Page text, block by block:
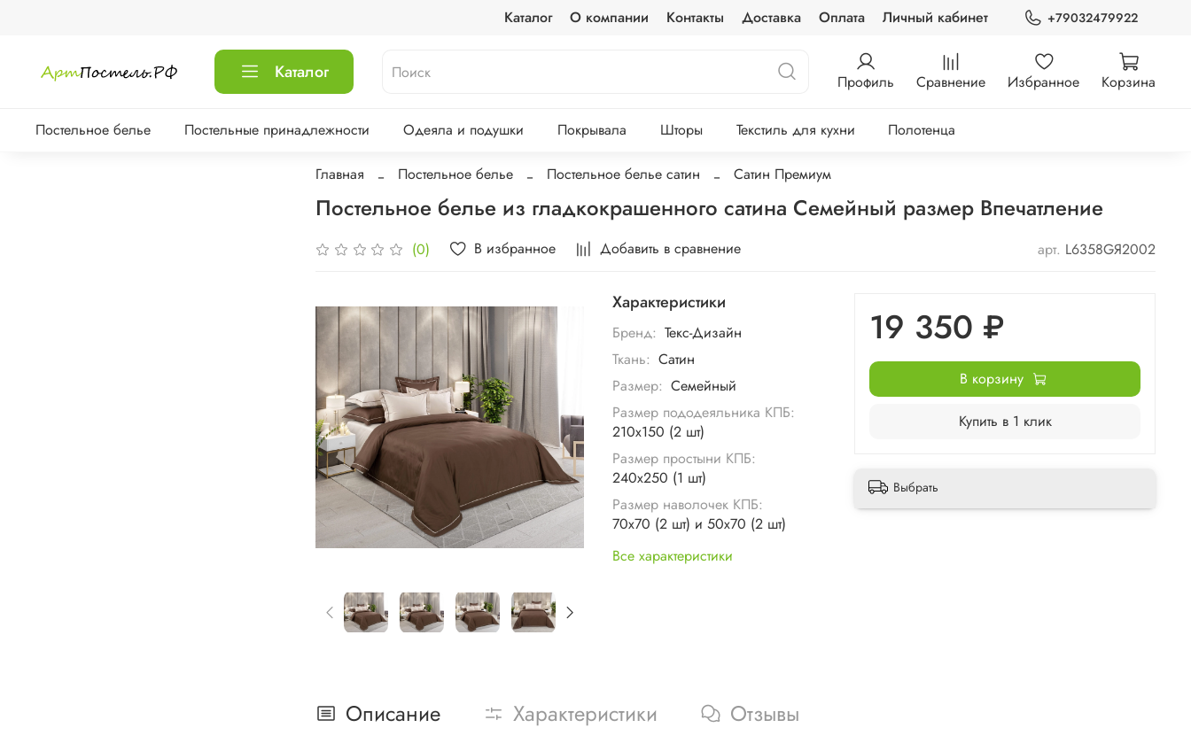
Каталог О компании Контакты Доставка Оплата Личный кабинет +79032479922
Каталог Профиль Сравнение Избранное Корзина
Постельное белье Постельные принадлежности Одеяла и подушки Покрывала Шторы Текстиль для кухни Полотенца
Главная Постельное белье Постельное белье сатин Сатин Премиум
Постельное белье из гладкокрашенного сатина Семейный размер Впечатление
(0) В избранное Добавить в сравнение арт. L6358GЯ2002
Характеристики
Бренд: Текс-Дизайн
Ткань: Сатин
Размер: Семейный
Размер пододеяльника КПБ:
210х150 (2 шт)
Размер простыни КПБ:
240х250 (1 шт)
Размер наволочек КПБ:
70х70 (2 шт) и 50х70 (2 шт)
Все характеристики
19 350 ₽
В корзину
Купить в 1 клик
Выбрать
Описание Характеристики Отзывы